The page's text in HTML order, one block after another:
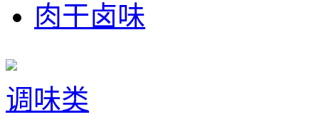
肉干卤味
调味类